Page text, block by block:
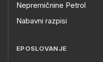
Nepremičnine Petrol
Nabavni razpisi
EPOSLOVANJE